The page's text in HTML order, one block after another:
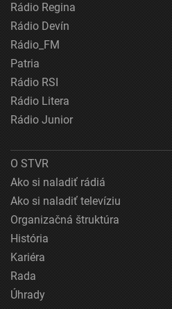
Rádio Regina
Rádio Devín
Rádio_FM
Patria
Rádio RSI
Rádio Litera
Rádio Junior
O STVR
Ako si naladiť rádiá
Ako si naladiť televíziu
Organizačná štruktúra
História
Kariéra
Rada
Úhrady